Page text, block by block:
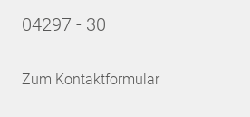
04297 - 30
Zum Kontaktformular